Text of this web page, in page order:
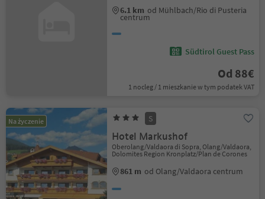
6.1 km od Mühlbach/Rio di Pusteria
centrum
Südtirol Guest Pass
Od 88€
1 nocleg / 1 mieszkanie w tym podatek VAT
Na życzenie S
Hotel Markushof
Oberolang/Valdaora di Sopra, Olang/Valdaora,
Dolomites Region Kronplatz/Plan de Corones
861 m od Olang/Valdaora centrum